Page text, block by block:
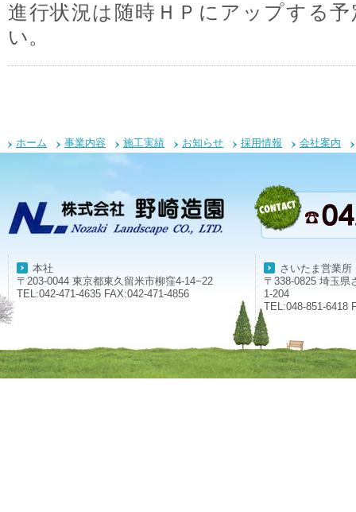
進行状況は随時ＨＰにアップする
い。
ホーム 事業内容 施工実績 お知らせ 採用情報 会社案内
本社
〒203-0044 東京都東久留米市柳窪4-14−22
TEL:042-471-4635 FAX:042-471-4856
さいたま営業所
〒338-0825 埼玉県
1-204
TEL:048-851-6418